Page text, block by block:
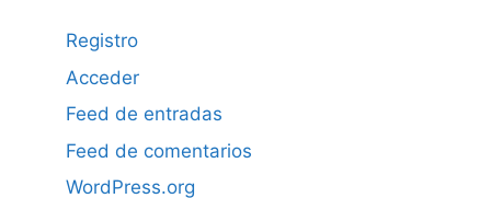
Registro
Acceder
Feed de entradas
Feed de comentarios
WordPress.org